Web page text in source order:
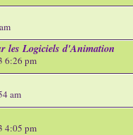
les Logiciels d'Animation
6:26 pm
am
4:05 pm